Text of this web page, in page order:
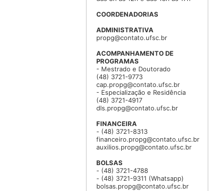
COORDENADORIAS
ADMINISTRATIVA
propg@contato.ufsc.br
ACOMPANHAMENTO DE
PROGRAMAS
- Mestrado e Doutorado
(48) 3721-9773
cap.propg@contato.ufsc.br
- Especialização e Residência
(48) 3721-4917
dls.propg@contato.ufsc.br
FINANCEIRA
- (48) 3721-8313
financeiro.propg@contato.ufsc.br
auxilios.propg@contato.ufsc.br
BOLSAS
- (48) 3721-4788
- (48) 3721-9311 (Whatsapp)
bolsas.propg@contato.ufsc.br